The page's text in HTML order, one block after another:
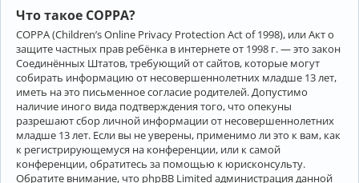
Что такое COPPA?
COPPA (Children’s Online Privacy Protection Act of 1998), или Акт о
защите частных прав ребёнка в интернете от 1998 г. — это закон
Соединённых Штатов, требующий от сайтов, которые могут
собирать информацию от несовершеннолетних младше 13 лет,
иметь на это письменное согласие родителей. Допустимо
наличие иного вида подтверждения того, что опекуны
разрешают сбор личной информации от несовершеннолетних
младше 13 лет. Если вы не уверены, применимо ли это к вам, как
к регистрирующемуся на конференции, или к самой
конференции, обратитесь за помощью к юрисконсульту.
Обратите внимание, что phpBB Limited администрация данной